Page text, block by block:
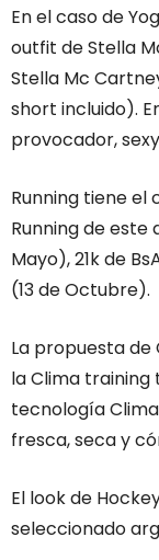
En el caso de
outfit de Stella
Stella Mc
short incluido).
provocador,
Running tiene el
Running de este
Mayo), 21k de
(13 de Octubre).
La propuesta
la Clima training
tecnología
fresca, seca y
El look de
seleccionado